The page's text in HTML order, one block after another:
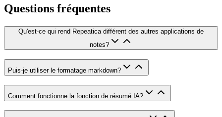
Questions fréquentes
Qu'est-ce qui rend Repeatica différent des autres applications de
notes?
Puis-je utiliser le formatage markdown?
Comment fonctionne la fonction de résumé IA?